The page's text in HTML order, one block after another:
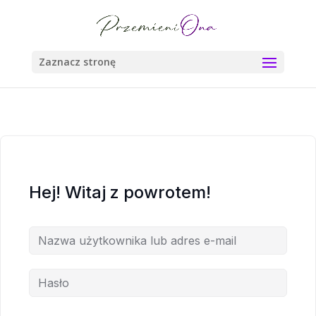
Zaznacz stronę
Hej! Witaj z powrotem!